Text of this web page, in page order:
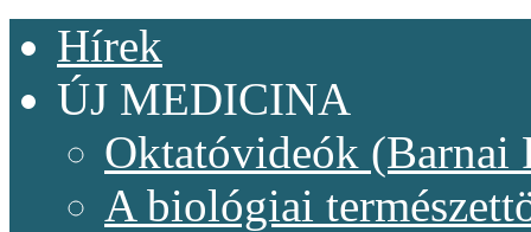
Hírek
ÚJ MEDICINA
Oktatóvideók (Barnai
A biológiai